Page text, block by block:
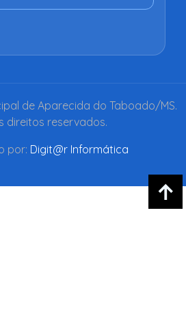
de Aparecida do Taboado/MS.
direitos reservados.
por: Digit@r Informática